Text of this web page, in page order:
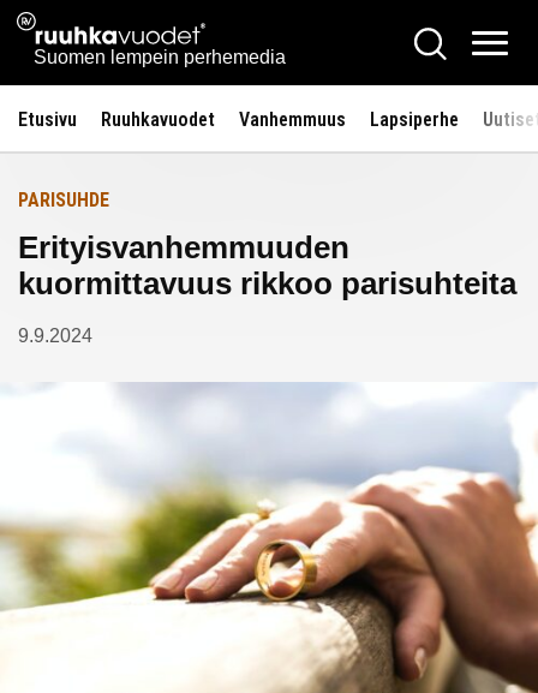
Siirry
sisältöön
Ruuhkavuodet.fi
Suomen lempein perhemedia
Hae
Etusivu Ruuhkavuodet Vanhemmuus Lapsiperhe
Etusivulle
PARISUHDE
Erityisvanhemmuuden
kuormittavuus rikkoo parisuhteita
9.9.2024